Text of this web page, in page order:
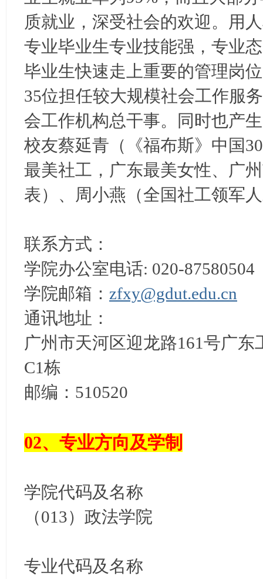
质就业，深受社会的欢迎。用
专业毕业生专业技能强，专业
毕业生快速走上重要的管理岗
35位担任较大规模社会工作服
会工作机构总干事。同时也产
校友蔡延青（《福布斯》中国
最美社工，广东最美女性、广
表）、周小燕（全国社工领军
联系方式：
学院办公室电话: 020-
学院邮箱： zfxy@gdut.edu.cn
通讯地址：
广州市天河区迎龙路161号广
C1栋
邮编：510520
02、专业方向及学制
学院代码及名称
（013）政法学院
专业代码及名称